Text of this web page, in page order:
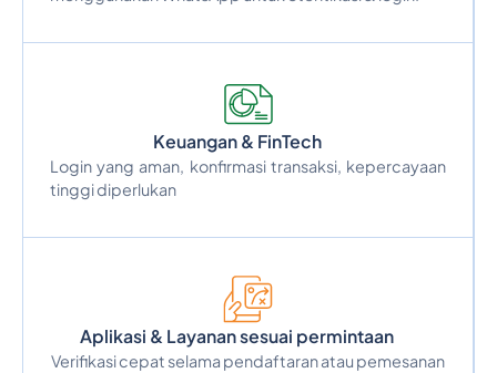
Keuangan & FinTech
Login yang aman, konfirmasi transaksi, kepercayaan
tinggi diperlukan
Aplikasi & Layanan sesuai permintaan
Verifikasi cepat selama pendaftaran atau pemesanan